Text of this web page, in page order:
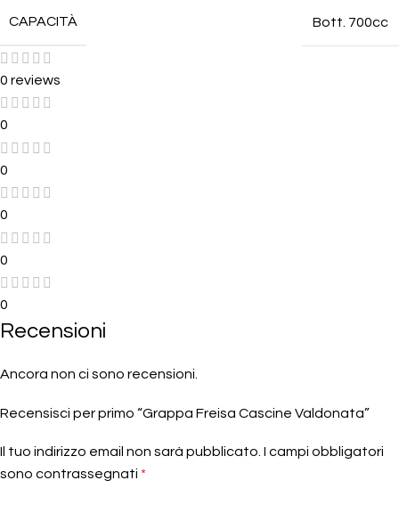
CAPACITÀ Bott. 700cc
0 reviews
0
0
0
0
0
Recensioni
Ancora non ci sono recensioni.
Recensisci per primo “Grappa Freisa Cascine Valdonata”
Il tuo indirizzo email non sarà pubblicato. I campi obbligatori
sono contrassegnati *